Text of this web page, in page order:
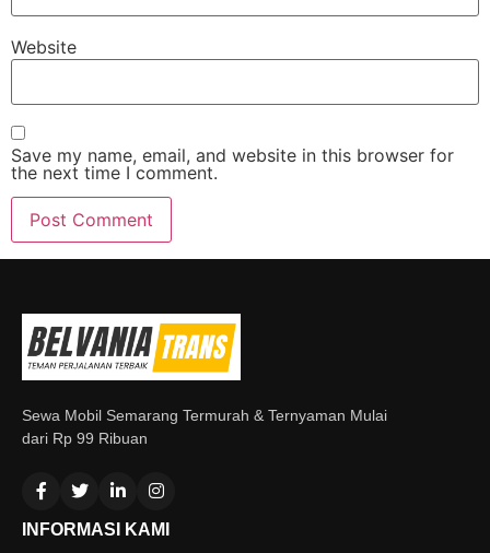
Website
Save my name, email, and website in this browser for
the next time I comment.
Sewa Mobil Semarang Termurah & Ternyaman Mulai
dari Rp 99 Ribuan
INFORMASI KAMI